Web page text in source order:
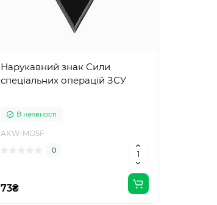
Нарукавний знак Сили
спеціальних операцій ЗСУ
В наявності
AKW-MOSF
0
73₴